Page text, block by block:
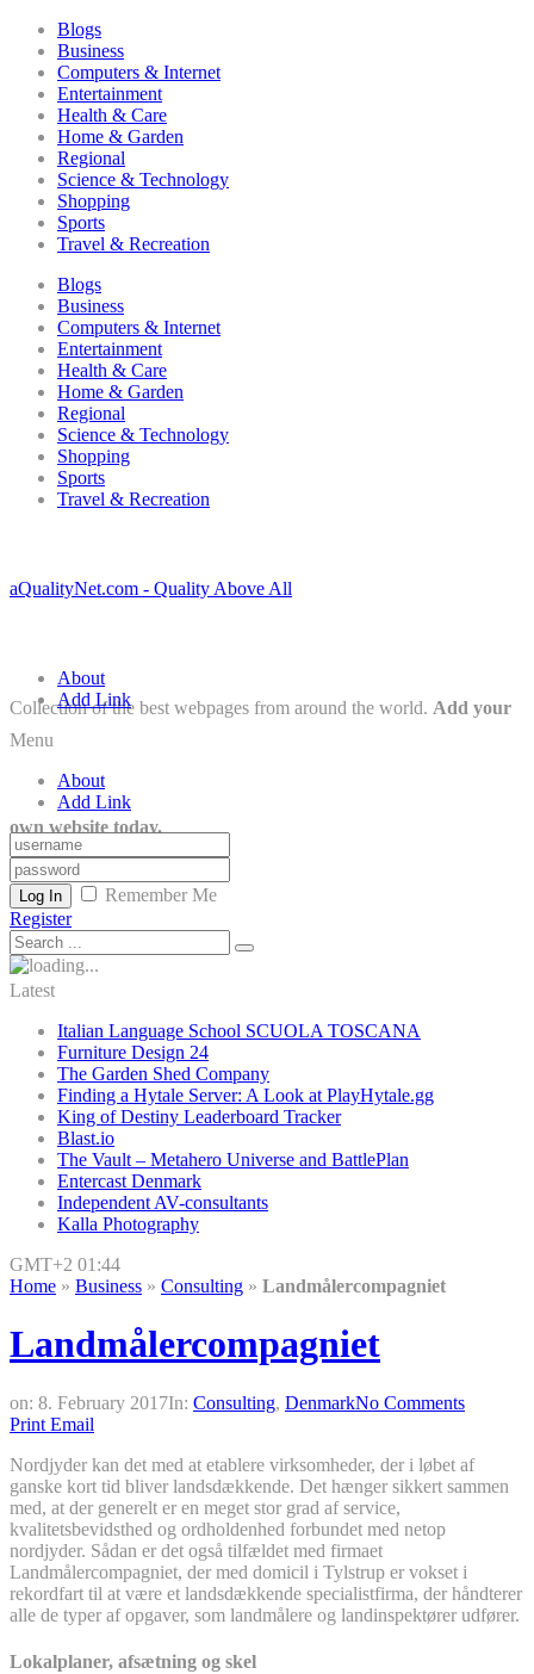
Blogs
Business
Computers & Internet
Entertainment
Health & Care
Home & Garden
Regional
Science & Technology
Shopping
Sports
Travel & Recreation
Blogs
Business
Computers & Internet
Entertainment
Health & Care
Home & Garden
Regional
Science & Technology
Shopping
Sports
Travel & Recreation
aQualityNet.com - Quality Above All
Collection of the best webpages from around the world. Add your
own website today.
About
Add Link
Menu
About
Add Link
Log In
Remember Me
Register
Latest
Italian Language School SCUOLA TOSCANA
Furniture Design 24
The Garden Shed Company
Finding a Hytale Server: A Look at PlayHytale.gg
King of Destiny Leaderboard Tracker
Blast.io
The Vault – Metahero Universe and BattlePlan
Entercast Denmark
Independent AV-consultants
Kalla Photography
GMT+2 01:44
Home » Business » Consulting » Landmålercompagniet
Landmålercompagniet
on: 8. February 2017In: Consulting, DenmarkNo Comments
Print Email
Nordjyder kan det med at etablere virksomheder, der i løbet af
ganske kort tid bliver landsdækkende. Det hænger sikkert sammen
med, at der generelt er en meget stor grad af service,
kvalitetsbevidsthed og ordholdenhed forbundet med netop
nordjyder. Sådan er det også tilfældet med firmaet
Landmålercompagniet, der med domicil i Tylstrup er vokset i
rekordfart til at være et landsdækkende specialistfirma, der håndterer
alle de typer af opgaver, som landmålere og landinspektører udfører.
Lokalplaner, afsætning og skel